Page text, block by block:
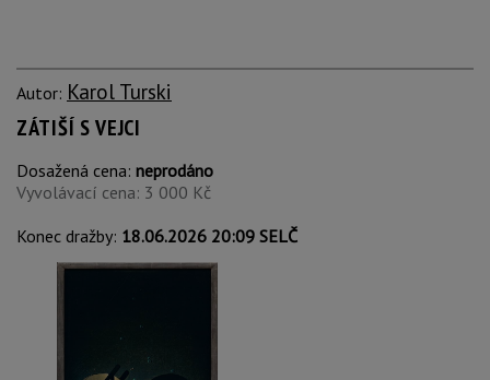
Autor: Karol Turski
ZÁTIŠÍ S VEJCI
Dosažená cena: neprodáno
Vyvolávací cena: 3 000 Kč
Konec dražby: 18.06.2026 20:09 SELČ